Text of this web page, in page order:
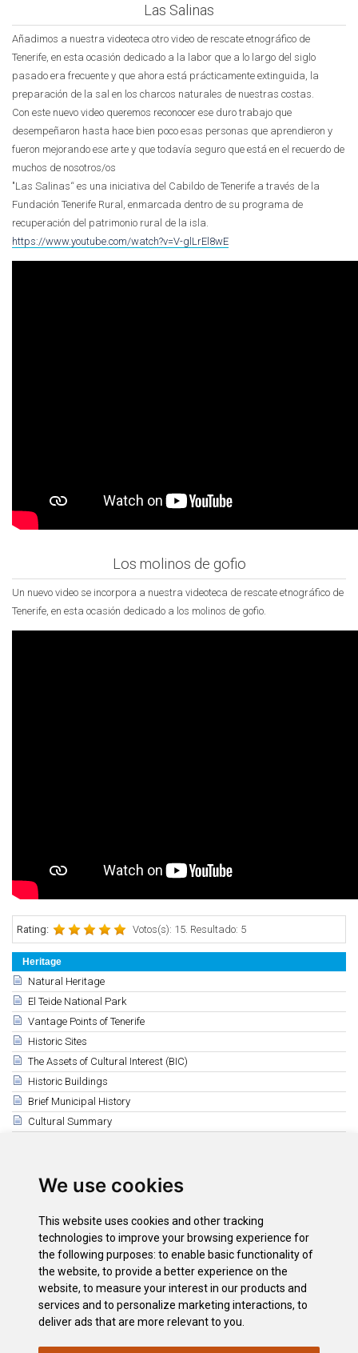
We use cookies
This website uses cookies and other tracking
technologies to improve your browsing experience for
the following purposes: to enable basic functionality of
the website, to provide a better experience on the
website, to measure your interest in our products and
services and to personalize marketing interactions, to
deliver ads that are more relevant to you
Heritage
Natural Heritage
El Teide National Park
Vantage Points of Tenerife
Historic Sites
The Assets of Cultural Interest (BIC)
Historic Buildings
Brief Municipal History
Cultural Summary
Ethnographic Heritage
El Cambullonero
The origin of term guagua in Canary Islands
Videos de rescate etnográfico y rural
Ethnographic recovery activities
El chicle de tabaiba
Las Salinas
Añadimos a nuestra videoteca otro video de rescate etnográfico de
Tenerife, en esta ocasión dedicado a la labor que a lo largo del siglo
pasado era frecuente y que ahora está prácticamente extinguida, la
preparación de la sal en los charcos naturales de nuestras costas.
Con este nuevo video queremos reconocer ese duro trabajo que
desempeñaron hasta hace bien poco esas personas que aprendieron y
fueron mejorando ese arte y que todavía seguro que está en el recuerdo de
muchos de nosotros/os
"Las Salinas“ es una iniciativa del Cabildo de Tenerife a través de la
Fundación Tenerife Rural, enmarcada dentro de su programa de
recuperación del patrimonio rural de la isla.
https://www.youtube.com/watch?v=V-glLrEl8wE
Los molinos de gofio
Un nuevo video se incorpora a nuestra videoteca de rescate etnográfico de
Tenerife, en esta ocasión dedicado a los molinos de gofio.
Rating: Votos(s): 15. Resultado: 5